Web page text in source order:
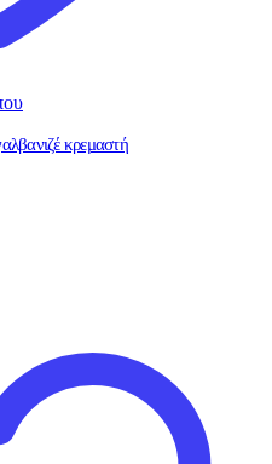
κρεμαστή